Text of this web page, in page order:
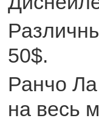
50$.
Ранчо
на весь